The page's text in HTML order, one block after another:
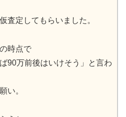
査定してもらいました。
時点で
90万前後はいけそう」と言わ
い。